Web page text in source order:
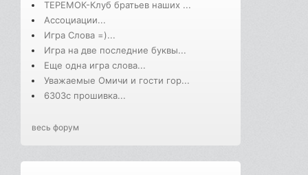
ТЕРЕМОК-Клуб братьев наших ...
Ассоциации...
Игра Слова =)...
Игра на две последние буквы...
Еще одна игра слова...
Уважаемые Омичи и гости гор...
6303с прошивка...
весь форум